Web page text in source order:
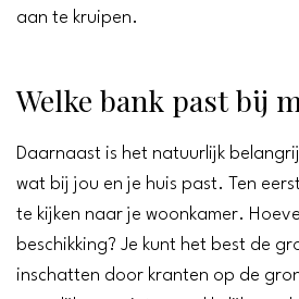
aan te kruipen.
Welke bank past bij
Daarnaast is het natuurlijk
wat bij jou en je huis past. Ten
te kijken naar je woonkamer.
beschikking? Je kunt het best de
inschatten door kranten op de